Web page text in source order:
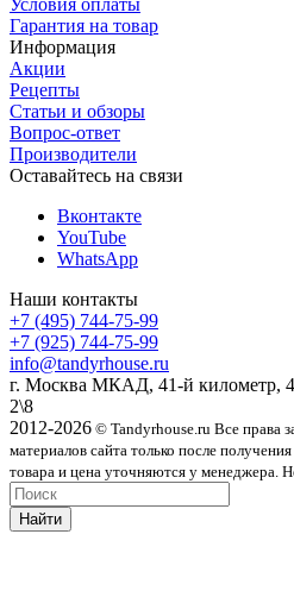
Условия оплаты
Гарантия на товар
Информация
Акции
Рецепты
Статьи и обзоры
Вопрос-ответ
Производители
Оставайтесь на связи
Вконтакте
YouTube
WhatsApp
Наши контакты
+7 (495) 744-75-99
+7 (925) 744-75-99
info@tandyrhouse.ru
г. Москва МКАД, 41-й километр,
2\8
2012-2026 © Tandyrhouse.ru Все права
материалов сайта только после
товара и цена уточняются у менеджера.
Найти